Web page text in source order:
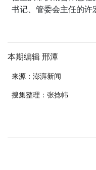
书记、管委会主任的许
本期编辑 邢潭
来源：澎湃新闻
搜集整理：张捻帏